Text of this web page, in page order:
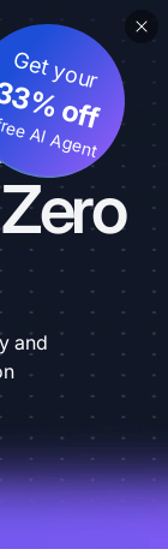
Get your
off
AI Agent
and